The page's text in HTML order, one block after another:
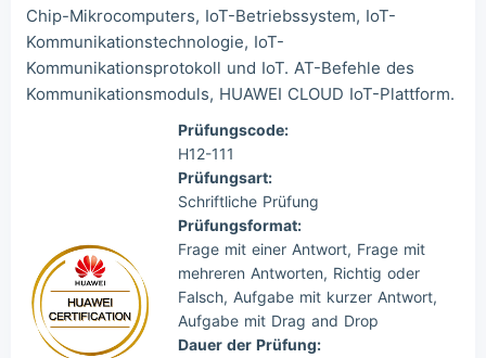
Chip-Mikrocomputers, IoT-Betriebssystem, IoT-
Kommunikationstechnologie, IoT-
Kommunikationsprotokoll und IoT. AT-Befehle des
Kommunikationsmoduls, HUAWEI CLOUD IoT-Plattform.
Prüfungscode:
H12-111
Prüfungsart:
Schriftliche Prüfung
Prüfungsformat:
Frage mit einer Antwort, Frage mit
mehreren Antworten, Richtig oder
Falsch, Aufgabe mit kurzer Antwort,
Aufgabe mit Drag and Drop
Dauer der Prüfung: